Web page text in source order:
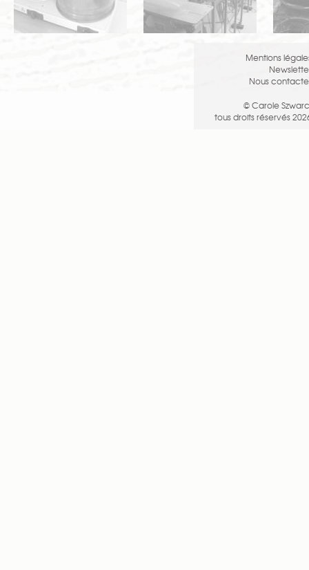
dessins.
Mise en teinte et choix de la
Mentions
Nous
© Carole
tous droits réservés